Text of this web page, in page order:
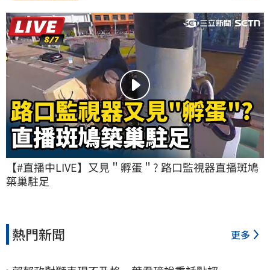
【#直播中LIVE】又見＂孵蛋＂? 路口監視器直播斑鳩
築巢駐足
熱門新聞 更多